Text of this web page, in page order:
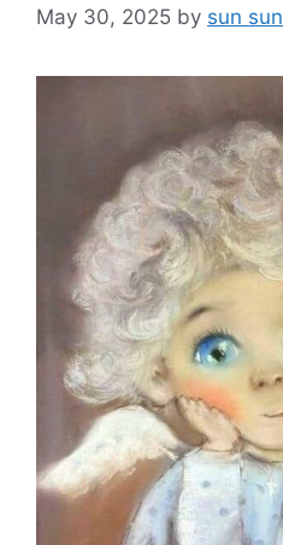
May 30, 2025 by sun sun